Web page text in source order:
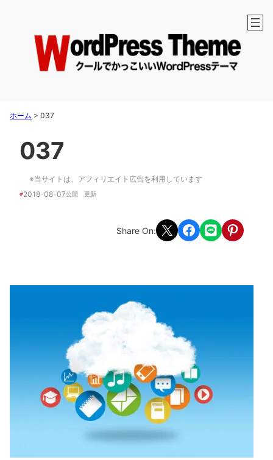
ホーム > 037
037
※当サイトは、アフィリエイト広告を利用しています
#2018-08-07公開 更新
Share On: Share on X Share on Facebook
Share on LINEShare on